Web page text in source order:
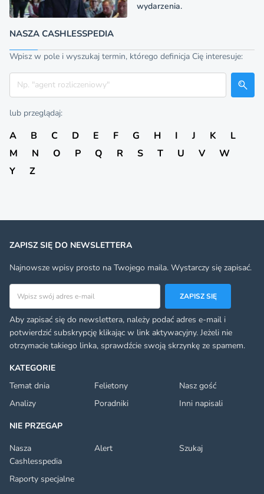
wydarzenia.
NASZA CASHLESSPEDIA
Wpisz w pole i wyszukaj termin, którego definicja Cię interesuje:
Szukaj
lub przeglądaj:
A B C D E F G H I J K
L
M
N O P Q R S T U V
W
Y
Z
KATEGORIE
Temat dnia
Felietony
Nasz gość
Analizy
Poradniki
Inni napisali
NIE PRZEGAP
Nasza
Cashlesspedia
Alert Szukaj
Raporty specjalne
ZAPISZ SIĘ DO NEWSLETTERA
Najnowsze wpisy prosto na Twojego maila. Wystarczy się zapisać.
ZAPISZ SIĘ
Aby zapisać się do newslettera, należy podać adres e-mail i
potwierdzić subskrypcję klikając w link aktywacyjny. Jeżeli nie
otrzymacie takiego linka, sprawdźcie swoją skrzynkę ze spamem.